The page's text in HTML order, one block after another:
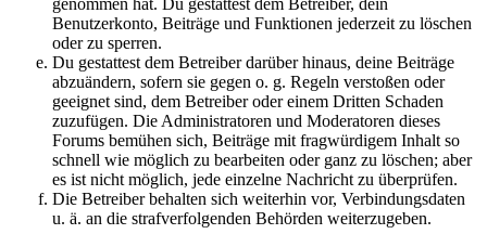
Benutzerkonto, Beiträge und Funktionen jederzeit zu löschen
oder zu sperren.
Du gestattest dem Betreiber darüber hinaus, deine Beiträge
abzuändern, sofern sie gegen o. g. Regeln verstoßen oder
geeignet sind, dem Betreiber oder einem Dritten Schaden
zuzufügen. Die Administratoren und Moderatoren dieses
Forums bemühen sich, Beiträge mit fragwürdigem Inhalt so
schnell wie möglich zu bearbeiten oder ganz zu löschen; aber
es ist nicht möglich, jede einzelne Nachricht zu überprüfen.
Die Betreiber behalten sich weiterhin vor, Verbindungsdaten
u. ä. an die strafverfolgenden Behörden weiterzugeben.